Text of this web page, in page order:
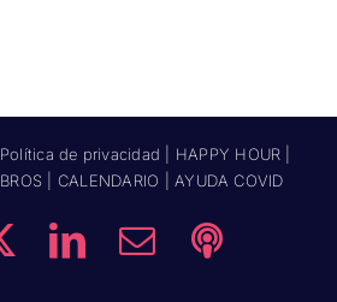
Política de privacidad HAPPY HOUR
CALENDARIO |AYUDA COVID
LinkedIn
CorreoPodcast